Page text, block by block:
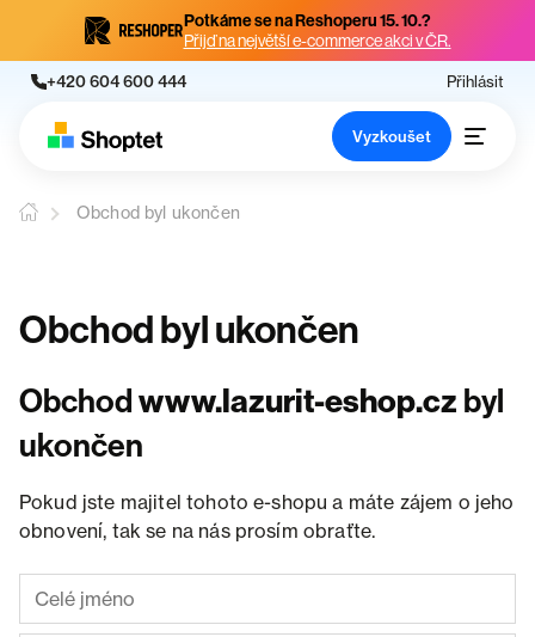
Potkáme se na Reshoperu 15. 10.?
Přijď na největší e-commerce akci v ČR.
+420 604 600 444 Přihlásit
Vyzkoušet
Obchod byl ukončen
Obchod byl ukončen
Obchodwww.lazurit-eshop.cz byl
ukončen
Pokud jste majitel tohoto e-shopu a máte zájem o jeho
obnovení, tak se na nás prosím obraťte.